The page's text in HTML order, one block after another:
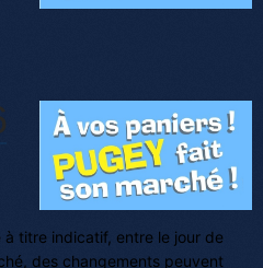
titre indicatif, entre le jour de
des changements peuvent